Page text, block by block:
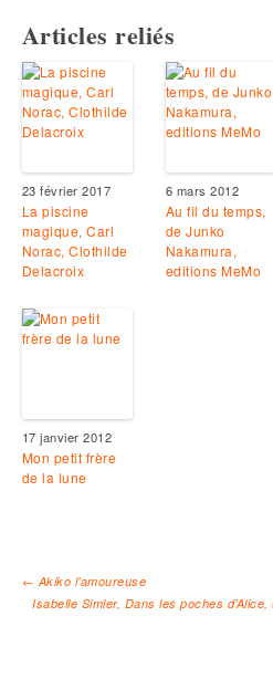
Articles reliés
23 février 2017
La piscine
magique, Carl
Norac, Clothilde
Delacroix
6 mars 2012
Au fil du temps,
de Junko
Nakamura,
editions MeMo
17 janvier 2012
Mon petit frère
de la lune
← Akiko l’amoureuse
Isabelle Simler, Dans les poches